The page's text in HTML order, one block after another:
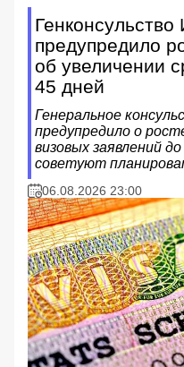
Генконсульство
предупредило
об увеличении
45 дней
Генеральное
предупредило о
визовых заявлений
советуют
06.08.2026 23:00